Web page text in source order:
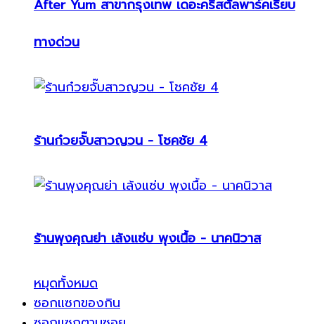
After Yum สาขากรุงเทพ เดอะคริสตัลพาร์คเรียบ
ทางด่วน
ร้านก๋วยจั๊บสาวญวน - โชคชัย 4
ร้านพุงคุณย่า เล้งแซ่บ พุงเนื้อ - นาคนิวาส
หมุดทั้งหมด
ซอกแซกของกิน